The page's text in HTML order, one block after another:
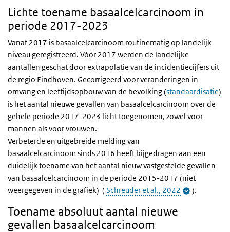
Lichte toename basaalcelcarcinoom in
periode 2017-2023
Vanaf 2017 is basaalcelcarcinoom routinematig op landelijk
niveau geregistreerd. Vóór 2017 werden de landelijke
aantallen geschat door extrapolatie van de incidentiecijfers uit
de regio Eindhoven. Gecorrigeerd voor veranderingen in
omvang en leeftijdsopbouw van de bevolking (standaardisatie)
is het aantal nieuwe gevallen van basaalcelcarcinoom over de
gehele periode 2017-2023 licht toegenomen, zowel voor
mannen als voor vrouwen.
Verbeterde en uitgebreide melding van
basaalcelcarcinoom sinds 2016 heeft bijgedragen aan een
duidelijk toename van het aantal nieuw vastgestelde gevallen
van basaalcelcarcinoom in de periode 2015-2017 (niet
weergegeven in de grafiek) ( Schreuder et al., 2022 ).
Toename absoluut aantal nieuwe
gevallen basaalcelcarcinoom